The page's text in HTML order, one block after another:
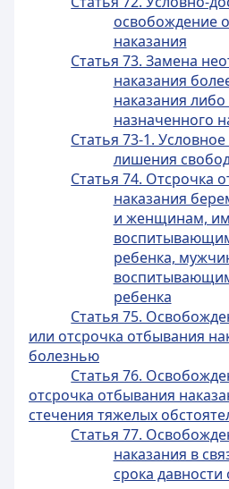
освобождение
наказания
Статья 73. Замена
наказания
наказания
назначенного
Статья 73-1.
лишения
Статья 74. Отсрочка
наказания
и женщинам,
ребенка,
ребенка
Статья 75.
или отсрочка отбывания
болезнью
Статья 76.
отсрочка отбывания
стечения тяжелых
Статья 77.
наказания в
срока